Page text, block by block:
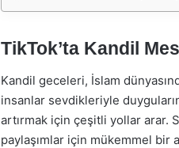
TikTok’ta Kandil
Kandil geceleri, İslam
insanlar sevdikleriyle
artırmak için çeşitli yollar arar.
paylaşımlar için mükemmel bir